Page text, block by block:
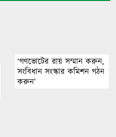
‘গণভোটের রায় সম্মান করুন,
সংবিধান সংস্কার কমিশন গঠন
করুন’